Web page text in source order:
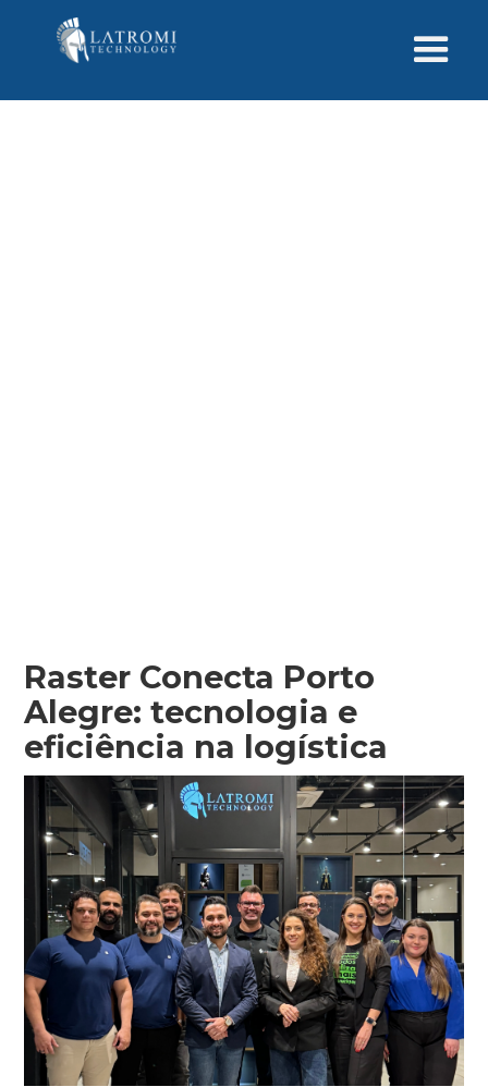
Raster Conecta Porto
Alegre: tecnologia e
eficiência na logística